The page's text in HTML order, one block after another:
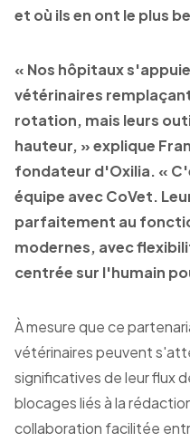
et où ils en ont le plus
« Nos hôpitaux
vétérinaires
rotation, mais leurs
hauteur, » explique
fondateur d'Oxilia. «
équipe avec CoVet.
parfaitement au
modernes, avec
centrée sur l'humain
À mesure que ce
vétérinaires peuvent
significatives de leur flux
blocages liés à la
collaboration facilitée